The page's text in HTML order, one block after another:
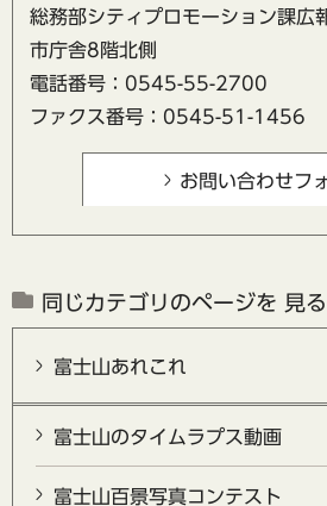
総務部シティプロモーション課広
市庁舎8階北側
電話番号：0545-55-2700
ファクス番号：0545-51-1456
同じカテゴリのページを 見る
富士山あれこれ
富士山のタイムラプス動画
富士山百景写真コンテスト